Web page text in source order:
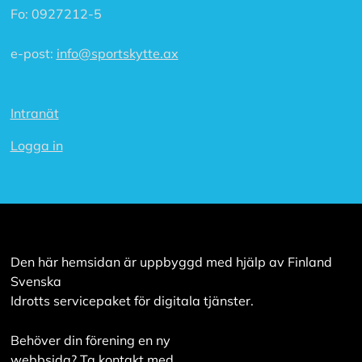
a
l
A
c
e
l
l
a
c
o
k
Fo: 0927212-5
e-post: info@sportskytte.ax
Intranät
Logga in
Den här hemsidan är uppbyggd med hjälp av Finland
Svenska
Idrotts servicepaket för digitala tjänster.
Behöver din förening en ny